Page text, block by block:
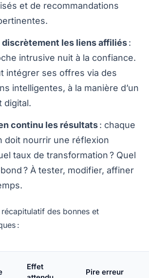
et de recommandations
les liens affiliés:
intrusive nuit à la confiance.
intégrer ses offres via des
intelligentes, à la manière d’un
digital.
continu les résultats: chaque
doit nourrir une réflexion
taux de transformation ? Quel
? À tester, modifier, affiner
des bonnes et
:
Effet
Pire erreur